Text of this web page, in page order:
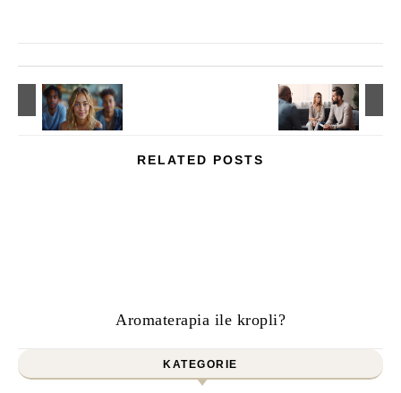
RELATED POSTS
Aromaterapia ile kropli?
KATEGORIE